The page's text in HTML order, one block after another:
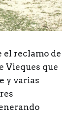
el reclamo de
Vieques que
y varias